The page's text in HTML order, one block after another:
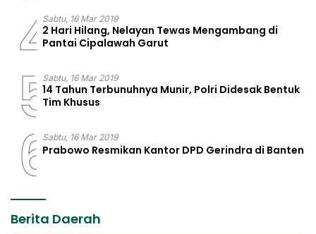
4Sabtu, 16 Mar 2019
2 Hari Hilang, Nelayan Tewas Mengambang di
Pantai Cipalawah Garut
5Sabtu, 16 Mar 2019
14 Tahun Terbunuhnya Munir, Polri Didesak Bentuk
Tim Khusus
6Sabtu, 16 Mar 2019
Prabowo Resmikan Kantor DPD Gerindra di Banten
Berita Daerah